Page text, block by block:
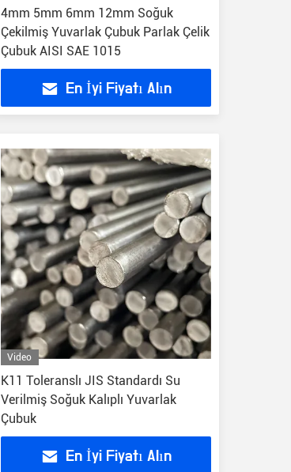
4mm 5mm 6mm 12mm Soğuk
Çekilmiş Yuvarlak Çubuk Parlak Çelik
Çubuk AISI SAE 1015
En İyi Fiyatı Alın
Video
K11 Toleranslı JIS Standardı Su
Verilmiş Soğuk Kalıplı Yuvarlak
Çubuk
En İyi Fiyatı Alın